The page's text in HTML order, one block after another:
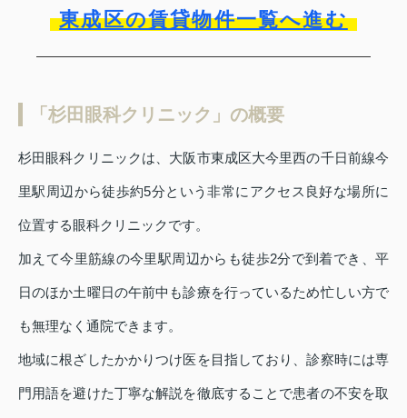
東成区の賃貸物件一覧へ進む
「杉田眼科クリニック」の概要
杉田眼科クリニックは、大阪市東成区大今里西の千日前線今
里駅周辺から徒歩約5分という非常にアクセス良好な場所に
位置する眼科クリニックです。
加えて今里筋線の今里駅周辺からも徒歩2分で到着でき、平
日のほか土曜日の午前中も診療を行っているため忙しい方で
も無理なく通院できます。
地域に根ざしたかかりつけ医を目指しており、診察時には専
門用語を避けた丁寧な解説を徹底することで患者の不安を取